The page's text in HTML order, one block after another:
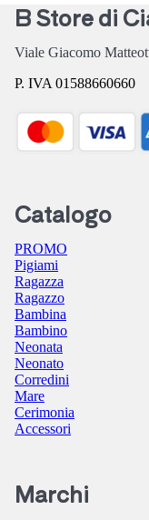
B Store di
Viale Giacomo
P. IVA 01588660660
Catalogo
PROMO
Pigiami
Ragazza
Ragazzo
Bambina
Bambino
Neonata
Neonato
Corredini
Mare
Cerimonia
Accessori
Marchi